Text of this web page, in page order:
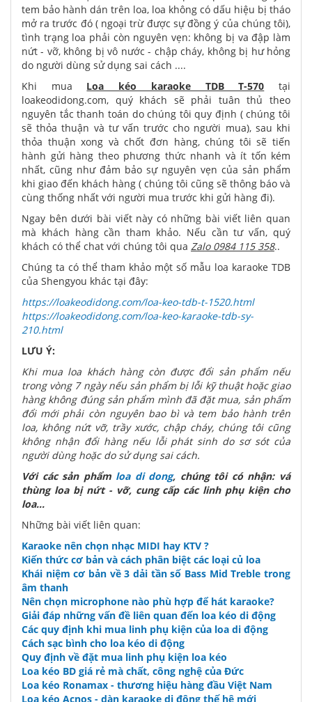
tem bảo hành dán trên loa, loa không có dấu hiệu bị tháo
mở ra trước đó ( ngoại trừ được sự đồng ý của chúng tôi),
tình trạng loa phải còn nguyên vẹn: không bị va đập làm
nứt - vỡ, không bị vô nước - chập cháy, không bị hư hỏng
do người dùng sử dụng sai cách ....
Khi mua Loa kéo karaoke TDB T-570 tại
loakeodidong.com, quý khách sẽ phải tuân thủ theo
nguyên tắc thanh toán do chúng tôi quy định ( chúng tôi
sẽ thỏa thuận và tư vấn trước cho người mua), sau khi
thỏa thuận xong và chốt đơn hàng, chúng tôi sẽ tiến
hành gửi hàng theo phương thức nhanh và ít tốn kém
nhất, cũng như đảm bảo sự nguyên vẹn của sản phẩm
khi giao đến khách hàng ( chúng tôi cũng sẽ thông báo và
cùng thống nhất với người mua trước khi gửi hàng đi).
Ngay bên dưới bài viết này có những bài viết liên quan
mà khách hàng cần tham khảo. Nếu cần tư vấn, quý
khách có thể chat với chúng tôi qua Zalo 0984 115 358..
Chúng ta có thể tham khảo một số mẫu loa karaoke TDB
của Shengyou khác tại đây:
https://loakeodidong.com/loa-keo-tdb-t-1520.html
https://loakeodidong.com/loa-keo-karaoke-tdb-sy-
210.html
LƯU Ý:
Khi mua loa khách hàng còn được đổi sản phẩm nếu
trong vòng 7 ngày nếu sản phẩm bị lỗi kỹ thuật hoặc giao
hàng không đúng sản phẩm mình đã đặt mua, sản phẩm
đổi mới phải còn nguyên bao bì và tem bảo hành trên
loa, không nứt vỡ, trầy xước, chập cháy, chúng tôi cũng
không nhận đổi hàng nếu lỗi phát sinh do sơ sót của
người dùng hoặc do sử dụng sai cách.
Với các sản phẩm loa di dong, chúng tôi có nhận: vá
thùng loa bị nứt - vỡ, cung cấp các linh phụ kiện cho
loa...
Những bài viết liên quan:
Karaoke nên chọn nhạc MIDI hay KTV ?
Kiến thức cơ bản và cách phân biệt các loại củ loa
Khái niệm cơ bản về 3 dải tần số Bass Mid Treble trong
âm thanh
Nên chọn microphone nào phù hợp để hát karaoke?
Giải đáp những vấn đề liên quan đến loa kéo di động
Các quy định khi mua linh phụ kiện của loa di động
Cách sạc bình cho loa kéo di động
Quy định về đặt mua linh phụ kiện loa kéo
Loa kéo BD giá rẻ mà chất, công nghệ của Đức
Loa kéo Ronamax - thương hiệu hàng đầu Việt Nam
Loa kéo Acnos - dàn karaoke di động thế hệ mới